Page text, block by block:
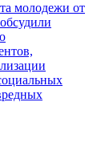
молодежи от